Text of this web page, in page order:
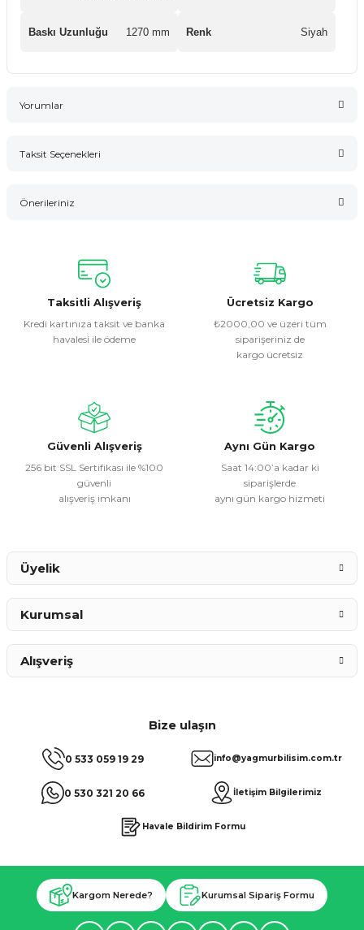
Baskı Uzunluğu 1270 mm Renk Siyah
Yorumlar
Taksit Seçenekleri
Önerileriniz
konularda yetersiz gördüğünüz noktaları öneri formunu
kullanarak tarafımıza iletebilirsiniz.
Görüş ve önerileriniz için teşekkür ederiz.
Ürün resmi kalitesiz, bozuk veya görüntülenemiyor.
Ürün fiyatı diğer sitelerden daha pahalı.
Bu ürüne benzer farklı alternatifler olmalı.
Taksitli Alışveriş
Kredi kartınıza taksit ve banka
havalesi ile ödeme
Ücretsiz Kargo
₺2000,00 ve üzeri tüm
siparişeriniz de
kargo ücretsiz
Güvenli Alışveriş
256 bit SSL Sertifikası ile %100
güvenli
alışveriş imkanı
Aynı Gün Kargo
Saat 14:00’a kadar ki
siparişlerde
aynı gün kargo hizmeti
Bize ulaşın
0 533 059 19 29
0 530 321 20 66
info@yagmurbilisim.com.tr
İletişim Bilgilerimiz
Havale Bildirim Formu
Üyelik
Kurumsal
Alışveriş
Kargom Nerede? Kurumsal Sipariş Formu